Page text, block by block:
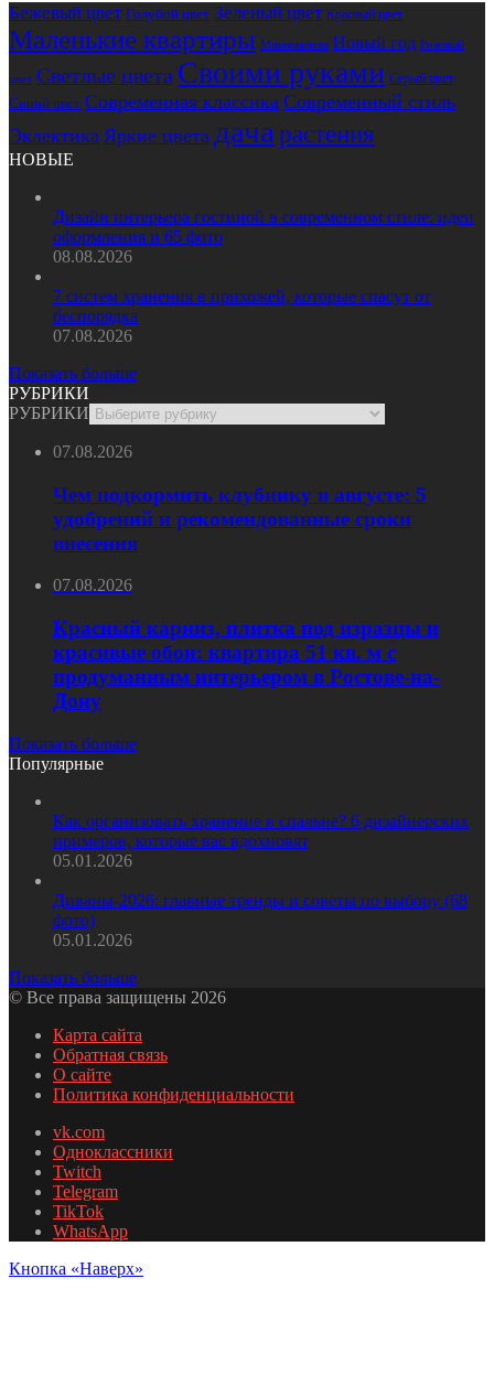
Бежевый цвет Голубой цвет Зеленый цвет Красный цвет
Маленькие квартиры Минимализм Новый год Розовый
цвет Светлые цвета Своими руками Серый цвет
Синий цвет Современная классика Современный стиль
Эклектика Яркие цвета дача растения
НОВЫЕ
Дизайн интерьера гостиной в современном стиле: идеи
оформления и 65 фото
08.08.2026
7 систем хранения в прихожей, которые спасут от
беспорядка
07.08.2026
Показать больше
РУБРИКИ
РУБРИКИ
07.08.2026
Чем подкормить клубнику в августе: 5
удобрений и рекомендованные сроки
внесения
07.08.2026
Красный карниз, плитка под изразцы и
красивые обои: квартира 51 кв. м с
продуманным интерьером в Ростове-на-
Дону
Показать больше
Популярные
Как организовать хранение в спальне? 6 дизайнерских
примеров, которые вас вдохновят
05.01.2026
Диваны-2026: главные тренды и советы по выбору (68
фото)
05.01.2026
Показать больше
© Все права защищены 2026
Карта сайта
Обратная связь
О сайте
Политика конфиденциальности
vk.com
Одноклассники
Twitch
Telegram
TikTok
WhatsApp
Кнопка «Наверх»